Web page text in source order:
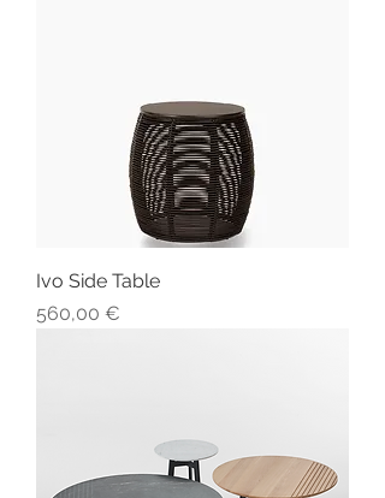
Ivo Side Table
Preis
560,00 €